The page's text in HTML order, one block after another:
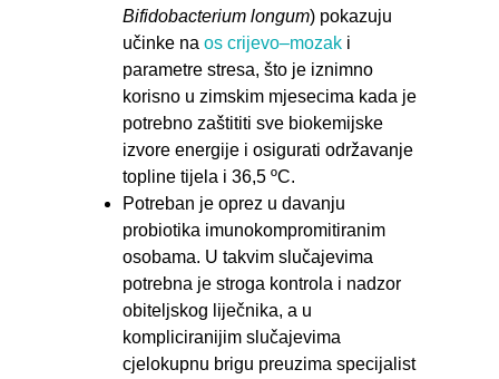
Bifidobacterium longum) pokazuju
učinke naos crijevo–mozak i
parametre stresa, što je iznimno
korisno u zimskim mjesecima kada je
potrebno zaštititi sve biokemijske
izvore energije i osigurati održavanje
topline tijela i 36,5 ºC.
Potreban je oprez u davanju
probiotika imunokompromitiranim
osobama. U takvim slučajevima
potrebna je stroga kontrola i nadzor
obiteljskog liječnika, a u
kompliciranijim slučajevima
cjelokupnu brigu preuzima specijalist